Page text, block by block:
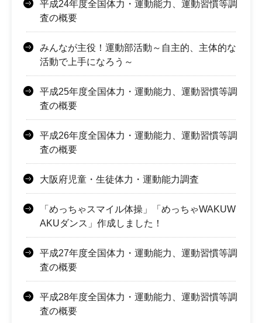
平成24年度全国体力・運動能力、運動習慣等調
査の概要
みんなが主役！運動部活動～自主的、主体的な
活動で上手になろう～
平成25年度全国体力・運動能力、運動習慣等調
査の概要
平成26年度全国体力・運動能力、運動習慣等調
査の概要
大阪府児童・生徒体力・運動能力調査
「めっちゃスマイル体操」「めっちゃWAKUW
AKUダンス」作成しました！
平成27年度全国体力・運動能力、運動習慣等調
査の概要
平成28年度全国体力・運動能力、運動習慣等調
査の概要